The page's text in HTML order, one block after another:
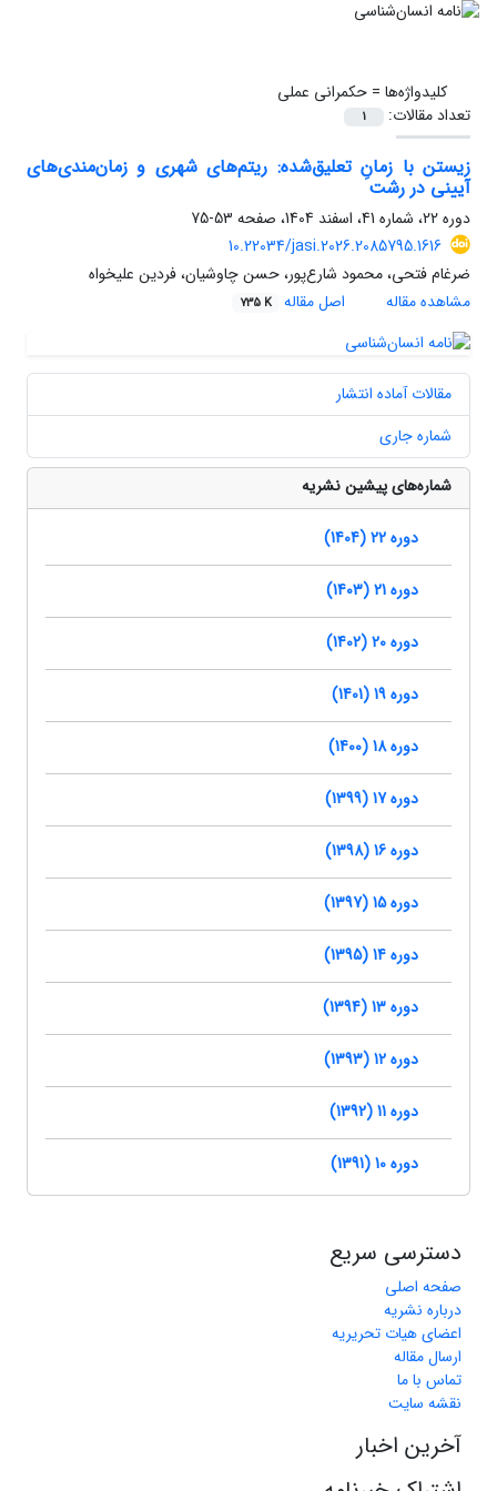
کلیدواژه‌ها =حکمرانی عملی
تعداد مقالات:
1
زیستن با زمانِ تعلیق‌شده: ریتم‌های شهری و زمان‌مندی‌های
آیینی در رشت
دوره 22، شماره 41، اسفند 1404، صفحه
53-75
10.22034/jasi.2026.2085795.1616
ضرغام فتحی، محمود شارع‌پور، حسن چاوشیان، فردین علیخواه
مشاهده مقاله
اصل مقاله 735 K
مقالات آماده انتشار
شماره جاری
شماره‌های پیشین نشریه
دوره 22 (1404)
دوره 21 (1403)
دوره 20 (1402)
دوره 19 (1401)
دوره 18 (1400)
دوره 17 (1399)
دوره 16 (1398)
دوره 15 (1397)
دوره 14 (1395)
دوره 13 (1394)
دوره 12 (1393)
دوره 11 (1392)
دوره 10 (1391)
دسترسی سریع
صفحه اصلی
درباره نشریه
اعضای هیات تحریریه
ارسال مقاله
تماس با ما
نقشه سایت
آخرین اخبار